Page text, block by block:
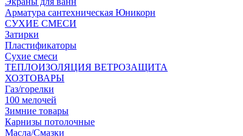
Арматура сантехническая Юникорн
СУХИЕ СМЕСИ
Затирки
Пластификаторы
Сухие смеси
ТЕПЛОИЗОЛЯЦИЯ ВЕТРОЗАЩИТА
ХОЗТОВАРЫ
Газ/горелки
100 мелочей
Зимние товары
Карнизы потолочные
Масла/Смазки